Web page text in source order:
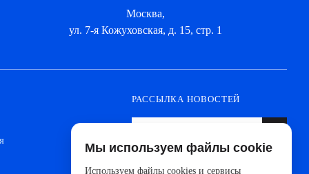
Москва,
ул. 7-я Кожуховская, д. 15, стр. 1
РАССЫЛКА НОВОСТЕЙ
новинок от ведущих производителей и
Мы используем файлы cookie
Используем файлы cookies и сервисы